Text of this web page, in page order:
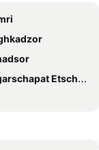
Etschmiadsin